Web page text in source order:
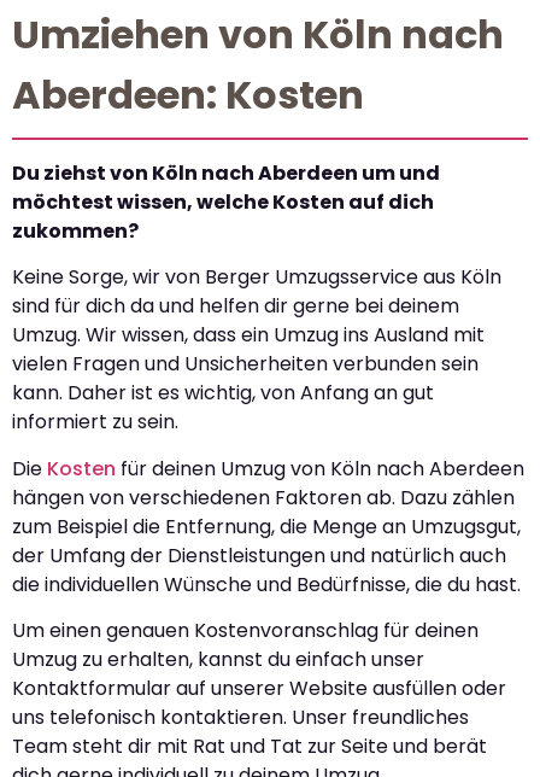
Umziehen von Köln nach
Aberdeen: Kosten
Du ziehst von Köln nach Aberdeen um und
möchtest wissen, welche Kosten auf dich
zukommen?
Keine Sorge, wir von Berger Umzugsservice aus Köln
sind für dich da und helfen dir gerne bei deinem
Umzug. Wir wissen, dass ein Umzug ins Ausland mit
vielen Fragen und Unsicherheiten verbunden sein
kann. Daher ist es wichtig, von Anfang an gut
informiert zu sein.
Die Kosten für deinen Umzug von Köln nach Aberdeen
hängen von verschiedenen Faktoren ab. Dazu zählen
zum Beispiel die Entfernung, die Menge an Umzugsgut,
der Umfang der Dienstleistungen und natürlich auch
die individuellen Wünsche und Bedürfnisse, die du hast.
Um einen genauen Kostenvoranschlag für deinen
Umzug zu erhalten, kannst du einfach unser
Kontaktformular auf unserer Website ausfüllen oder
uns telefonisch kontaktieren. Unser freundliches
Team steht dir mit Rat und Tat zur Seite und berät